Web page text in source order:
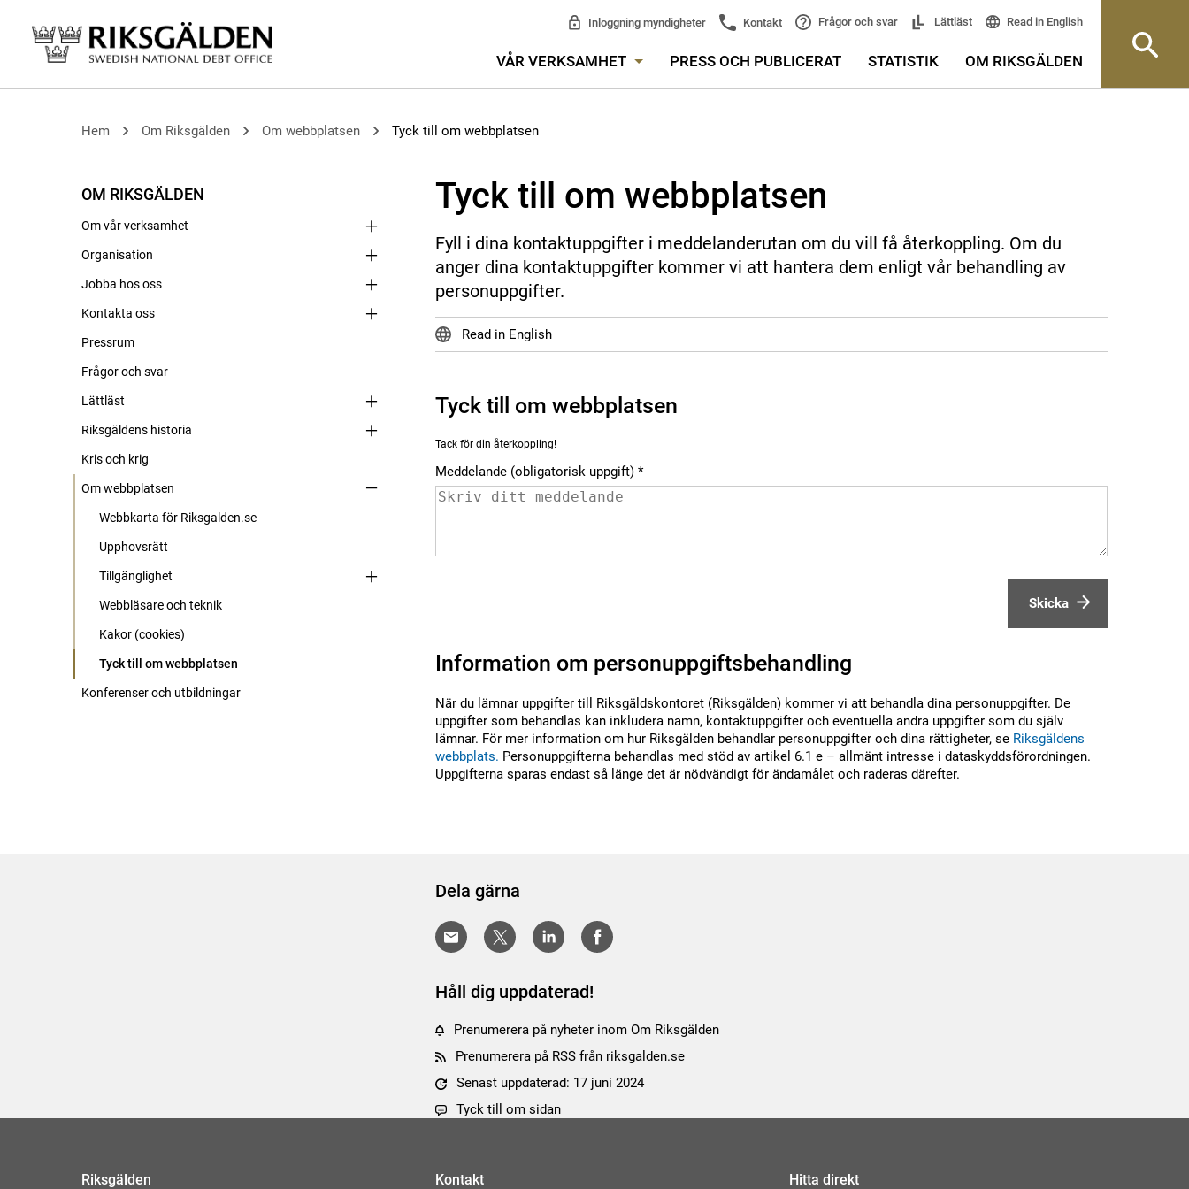
Inloggning myndigheter Kontakt Frågor och svar Lättläst Read in English
VÅR VERKSAMHET PRESS OCH PUBLICERAT STATISTIK OM RIKSGÄLDEN
Hem Om Riksgälden Om webbplatsen Tyck till om webbplatsen
OM RIKSGÄLDEN
Om vår verksamhet
Organisation
Jobba hos oss
Kontakta oss
Pressrum
Frågor och svar
Lättläst
Riksgäldens historia
Kris och krig
Om webbplatsen
Webbkarta för Riksgalden.se
Upphovsrätt
Tillgänglighet
Webbläsare och teknik
Kakor (cookies)
Tyck till om webbplatsen
Konferenser och utbildningar
Tyck till om webbplatsen
Fyll i dina kontaktuppgifter i meddelanderutan om du vill få återkoppling. Om du
anger dina kontaktuppgifter kommer vi att hantera dem enligt vår behandling av
personuppgifter.
Read in English
Tyck till om webbplatsen
Tack för din återkoppling!
Meddelande (obligatorisk uppgift)
Skicka
Information om personuppgiftsbehandling
När du lämnar uppgifter till Riksgäldskontoret (Riksgälden) kommer vi att behandla dina personuppgifter. De
uppgifter som behandlas kan inkludera namn, kontaktuppgifter och eventuella andra uppgifter som du själv
lämnar. För mer information om hur Riksgälden behandlar personuppgifter och dina rättigheter, se Riksgäldens
webbplats. Personuppgifterna behandlas med stöd av artikel 6.1 e – allmänt intresse i dataskyddsförordningen.
Uppgifterna sparas endast så länge det är nödvändigt för ändamålet och raderas därefter.
Dela gärna
Håll dig uppdaterad!
Prenumerera på nyheter inom Om Riksgälden
Prenumerera på RSS från riksgalden.se
Senast uppdaterad: 17 juni 2024
Tyck till om sidan
Riksgälden Kontakt Hitta direkt